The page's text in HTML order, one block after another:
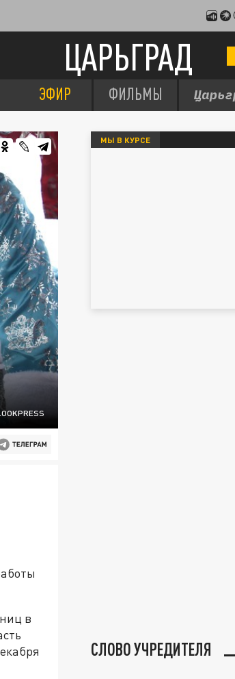
ЦАРЬГРАД
ЭФИР ФИЛЬМЫ
в
МЫ В КУРСЕ
СЛОВО УЧРЕДИТЕЛЯ